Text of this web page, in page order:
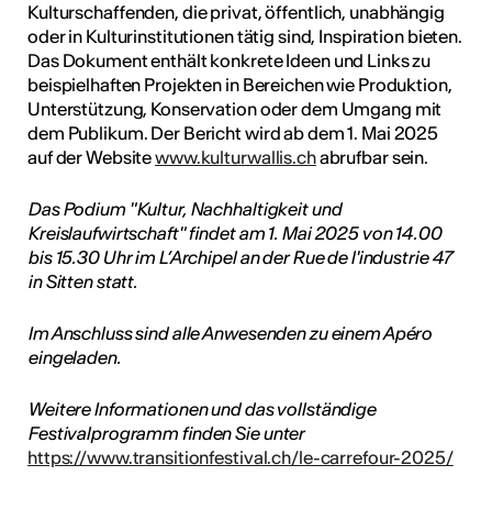
Kulturschaffenden, die privat, öffentlich, unabhängig
oder in Kulturinstitutionen tätig sind, Inspiration bieten.
Das Dokument enthält konkrete Ideen und Links zu
beispielhaften Projekten in Bereichen wie Produktion,
Unterstützung, Konservation oder dem Umgang mit
dem Publikum. Der Bericht wird ab dem 1. Mai 2025
auf der Websitewww.kulturwallis.chabrufbar sein.
Das Podium "Kultur, Nachhaltigkeit und
Kreislaufwirtschaft" findet am 1. Mai 2025 von 14.00
bis 15.30 Uhr im L’Archipel an der Rue de l'industrie 47
in Sitten statt.
Im Anschluss sind alle Anwesenden zu einem Apéro
eingeladen.
Weitere Informationen und das vollständige
Festivalprogramm finden Sie unter
https://www.transitionfestival.ch/le-carrefour-2025/